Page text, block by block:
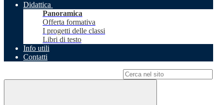
Didattica
Panoramica
Offerta formativa
I progetti delle classi
Libri di testo
Info utili
Contatti